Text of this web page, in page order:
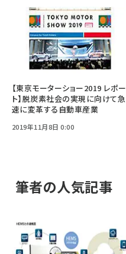
【東京モーターショー2019 レポー
ト】脱炭素社会の実現に向けて急
速に変革する自動車産業
2019年11月8日 0:00
筆者の人気記事